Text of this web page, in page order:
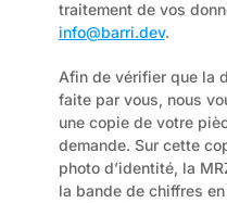
info@barri.dev.
Afin de vérifier que la
faite par vous, nous
une copie de votre
demande. Sur cette
photo d’identité, la
la bande de chiffres